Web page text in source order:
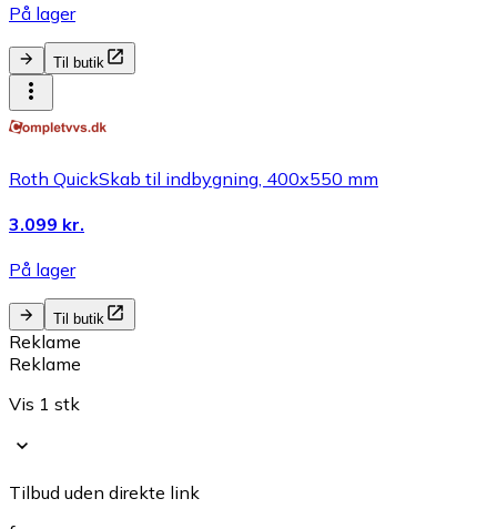
På lager
Til butik
Roth QuickSkab til indbygning, 400x550 mm
3.099 kr.
På lager
Til butik
Reklame
Reklame
Vis 1 stk
Tilbud uden direkte link